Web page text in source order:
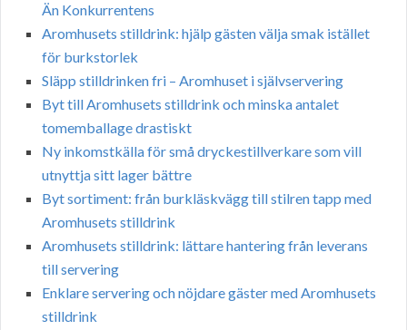
Än Konkurrentens
Aromhusets stilldrink: hjälp gästen välja smak istället
för burkstorlek
Släpp stilldrinken fri – Aromhuset i självservering
Byt till Aromhusets stilldrink och minska antalet
tomemballage drastiskt
Ny inkomstkälla för små dryckestillverkare som vill
utnyttja sitt lager bättre
Byt sortiment: från burkläskvägg till stilren tapp med
Aromhusets stilldrink
Aromhusets stilldrink: lättare hantering från leverans
till servering
Enklare servering och nöjdare gäster med Aromhusets
stilldrink